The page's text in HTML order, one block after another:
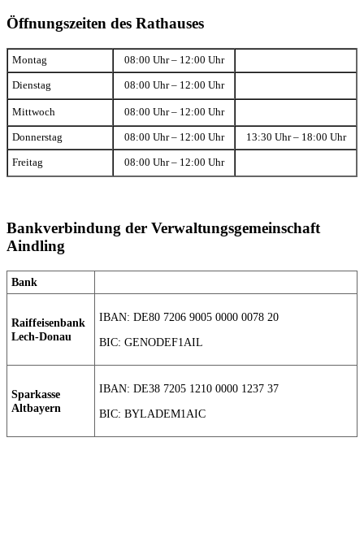
Öffnungszeiten des Rathauses
Montag 08:00 Uhr – 12:00 Uhr
Dienstag 08:00 Uhr – 12:00 Uhr
Mittwoch 08:00 Uhr – 12:00 Uhr
Donnerstag 08:00 Uhr – 12:00 Uhr 13:30 Uhr – 18:00 Uhr
Freitag 08:00 Uhr – 12:00 Uhr
Bankverbindung der Verwaltungsgemeinschaft
Aindling
Bank
Raiffeisenbank
Lech-Donau
IBAN: DE80 7206 9005 0000 0078 20
BIC: GENODEF1AIL
Sparkasse
Altbayern
IBAN: DE38 7205 1210 0000 1237 37
BIC: BYLADEM1AIC